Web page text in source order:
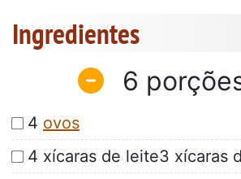
Ingredientes
6
4 ovos
4 xícaras de leite3 xícaras